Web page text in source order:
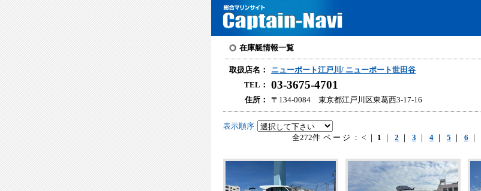
在庫艇情報一覧
取扱店名：
ニューポート江戸川/ ニューポート世田谷
TEL：
03-3675-4701
住所： 〒134-0084 東京都江戸川区東葛西3-17-16
表示順序
全272件 ページ：<｜ 1 2 3 4 5 6